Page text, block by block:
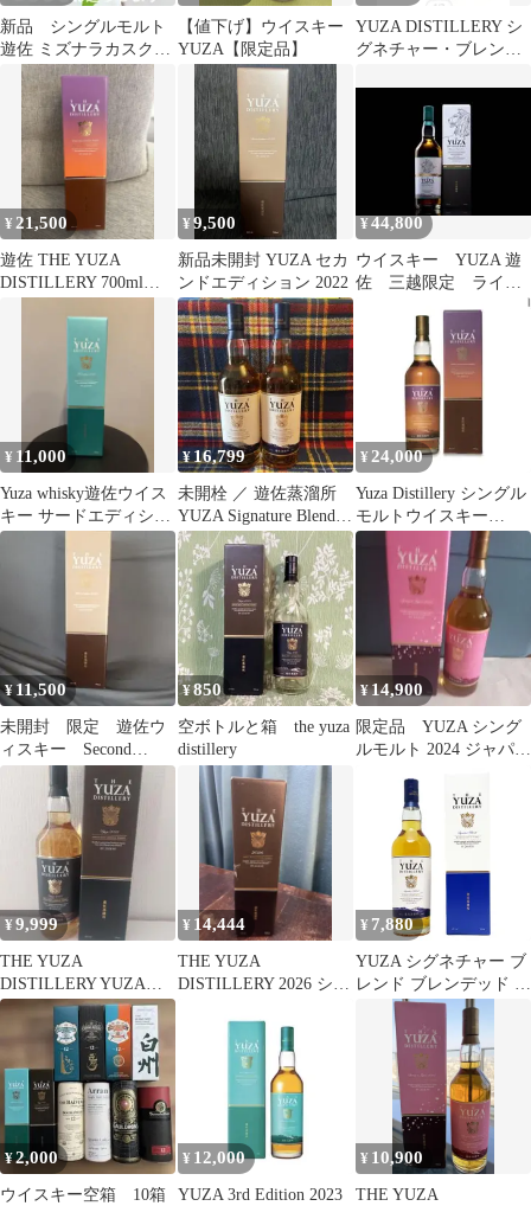
新品 シングルモルト
遊佐 ミズナラカスク
JAL EXCLUSIVE 2026
【値下げ】ウイスキー
YUZA【限定品】
YUZA DISTILLERY シ
グネチャー・ブレンド
¥ 21,500
遊佐 THE YUZA
DISTILLERY 700ml
¥9,500
新品未開封 YUZA セカ
ンドエディション 2022
¥44,800
ウイスキー YUZA 遊
佐 三越限定 ライオ
ン110周年 日本橋三越
¥ 11,000
Yuza whisky遊佐ウイス
キー サードエディショ
ン 2023 新品未開封
¥ 16,799
未開栓 ／ 遊佐蒸溜所
YUZA Signature Blend
／ 700ml
¥ 24,000
Yuza Distillery シングル
モルトウイスキー
700ml 48%
¥11,500
未開封 限定 遊佐ウ
ィスキー Second
edition 2022
¥850
空ボトルと箱 the yuza
distillery
¥14,900
限定品 YUZA シング
ルモルト 2024 ジャパニ
¥9,999
THE YUZA
DISTILLERY YUZA
2023 ウイスキー
¥ 14,444
THE YUZA
DISTILLERY 2026 シン
¥ 7,880
YUZA シグネチャー ブ
レンド ブレンデッド ジ
ャパニーズウイスキー
遊佐蒸溜所 48度 箱付
700ml ウイスキー
^YAYZSGJ0^
¥2,000
ウイスキー空箱 10箱
¥ 12,000
YUZA 3rd Edition 2023
¥ 10,900
THE YUZA